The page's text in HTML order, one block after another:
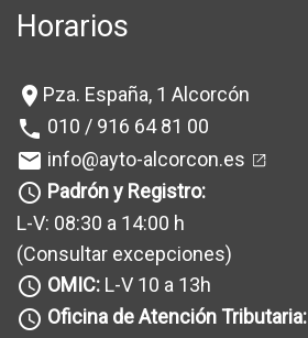
Horarios
location_on Pza. España, 1 Alcorcón
phone 010 / 916 64 81 00
mail info@ayto-alcorcon.es
query_builder Padrón y Registro:
L-V: 08:30 a 14:00 h
(Consultar excepciones)
query_builder OMIC: L-V 10 a 13h
query_builder Oficina de Atención Tributaria: